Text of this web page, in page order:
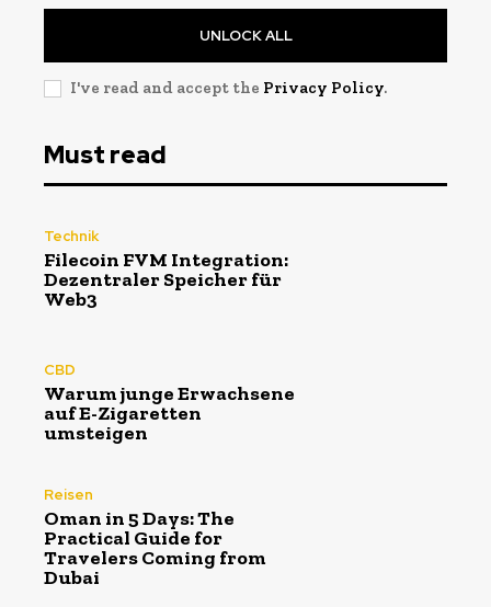
UNLOCK ALL
I've read and accept the Privacy Policy.
Must read
Technik
Filecoin FVM Integration:
Dezentraler Speicher für
Web3
CBD
Warum junge Erwachsene
auf E-Zigaretten
umsteigen
Reisen
Oman in 5 Days: The
Practical Guide for
Travelers Coming from
Dubai